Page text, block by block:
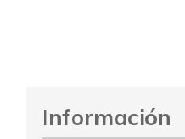
Información